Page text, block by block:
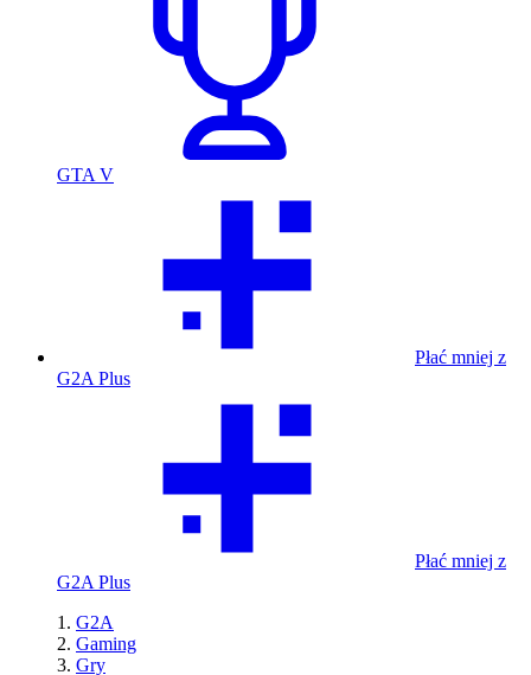
GTA V
Płać mniej z
G2A Plus
Płać mniej z
G2A Plus
G2A
Gaming
Gry